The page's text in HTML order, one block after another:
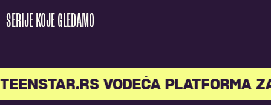
SERIJE KOJE GLEDAMO
VODEĆA PLATFORMA